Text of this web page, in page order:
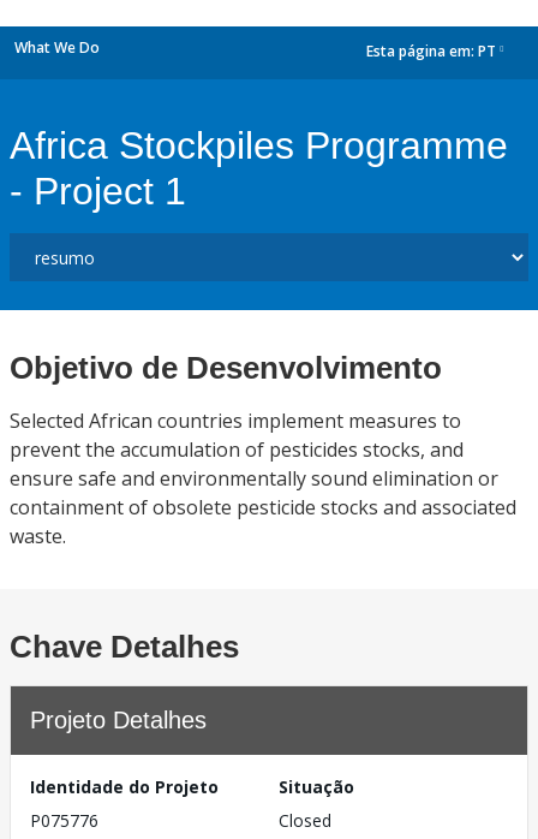
What We Do Esta página em: PT
Africa Stockpiles Programme
- Project 1
Objetivo de Desenvolvimento
Selected African countries implement measures to
prevent the accumulation of pesticides stocks, and
ensure safe and environmentally sound elimination or
containment of obsolete pesticide stocks and associated
waste.
Chave Detalhes
Projeto Detalhes
Identidade do Projeto
P075776
Situação
Closed